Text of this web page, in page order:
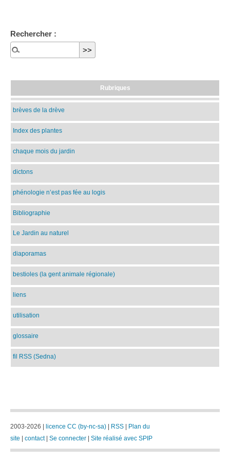
Rechercher :
Rubriques
brèves de la drève
Index des plantes
chaque mois du jardin
dictons
phénologie n’est pas fée au logis
Bibliographie
Le Jardin au naturel
diaporamas
bestioles (la gent animale régionale)
liens
utilisation
glossaire
fil RSS (Sedna)
2003-2026 | licence CC (by-nc-sa) | RSS | Plan du
site | contact| Se connecter | Site réalisé avec SPIP